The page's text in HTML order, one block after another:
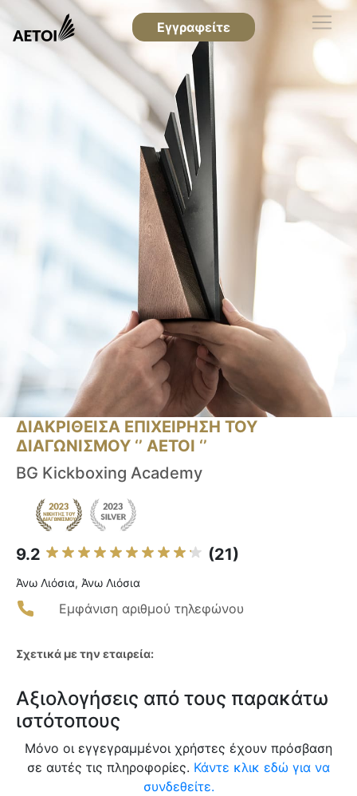
Εγγραφείτε
ΔΙΑΚΡΙΘΕΙΣΑ ΕΠΙΧΕΙΡΗΣΗ ΤΟΥ
ΔΙΑΓΩΝΙΣΜΟΥ ‘’ ΑΕΤΟΙ ‘’
BG Kickboxing Academy
9.2 (21)
Άνω Λιόσια, Άνω Λιόσια
Εμφάνιση αριθμού τηλεφώνου
Σχετικά με την εταιρεία:
Αξιολογήσεις από τους παρακάτω
ιστότοπους
Μόνο οι εγγεγραμμένοι χρήστες έχουν πρόσβαση
σε αυτές τις πληροφορίες. Κάντε κλικ εδώ για να
συνδεθείτε.